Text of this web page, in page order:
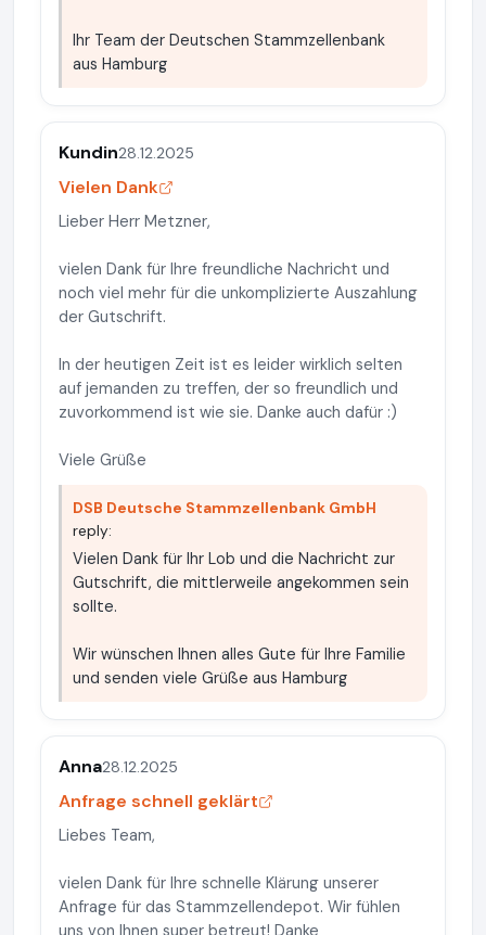
Ihr Team der Deutschen Stammzellenbank
aus Hamburg
Kundin28.12.2025
Vielen Dank
Lieber Herr Metzner,
vielen Dank für Ihre freundliche Nachricht und
noch viel mehr für die unkomplizierte Auszahlung
der Gutschrift.
In der heutigen Zeit ist es leider wirklich selten
auf jemanden zu treffen, der so freundlich und
zuvorkommend ist wie sie. Danke auch dafür :)
Viele Grüße
DSB Deutsche Stammzellenbank GmbH
reply:
Vielen Dank für Ihr Lob und die Nachricht zur
Gutschrift, die mittlerweile angekommen sein
sollte.
Wir wünschen Ihnen alles Gute für Ihre Familie
und senden viele Grüße aus Hamburg
Anna28.12.2025
Anfrage schnell geklärt
Liebes Team,
vielen Dank für Ihre schnelle Klärung unserer
Anfrage für das Stammzellendepot. Wir fühlen
uns von Ihnen super betreut! Danke